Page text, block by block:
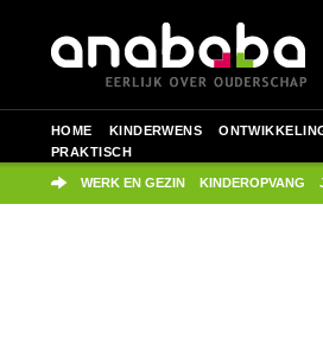
HOME KINDERWENS
PRAKTISCH
WERK EN GEZIN KINDEROPVANG